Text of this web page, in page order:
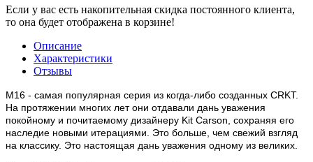
Если у вас есть накопительная скидка постоянного клиента,
то она будет отображена в корзине!
Описание
Характеристики
Отзывы
M16 - самая популярная серия из когда-либо созданных CRKT.
На протяжении многих лет они отдавали дань уважения
покойному и почитаемому дизайнеру Kit Carson, сохраняя его
наследие новыми итерациями. Это больше, чем свежий взгляд
на классику. Это настоящая дань уважения одному из великих.